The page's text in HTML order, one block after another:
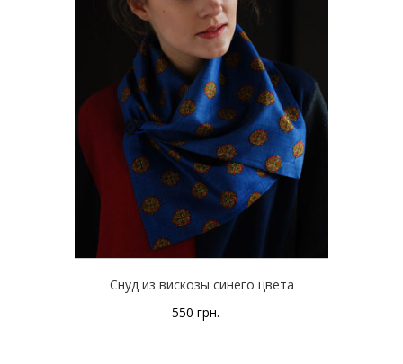
Снуд из вискозы синего цвета
550 грн.